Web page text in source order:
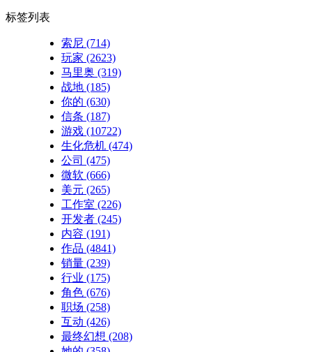
标签列表
索尼 (714)
玩家 (2623)
马里奥 (319)
战地 (185)
你的 (630)
信条 (187)
游戏 (10722)
生化危机 (474)
公司 (475)
微软 (666)
美元 (265)
工作室 (226)
开发者 (245)
内容 (191)
作品 (4841)
销量 (239)
行业 (175)
角色 (676)
职场 (258)
互动 (426)
最终幻想 (208)